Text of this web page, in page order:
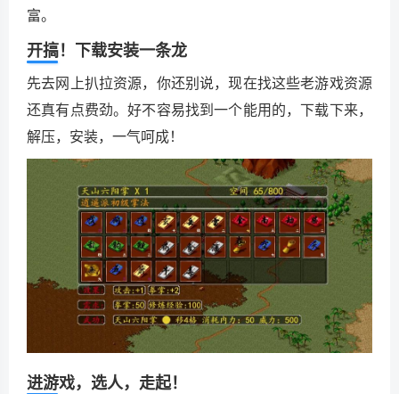
富。
开搞！下载安装一条龙
先去网上扒拉资源，你还别说，现在找这些老游戏资源
还真有点费劲。好不容易找到一个能用的，下载下来，
解压，安装，一气呵成！
进游戏，选人，走起！